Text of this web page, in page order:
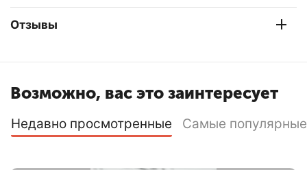
Отзывы
Возможно, вас это заинтересует
Недавно просмотренные Самые популярные